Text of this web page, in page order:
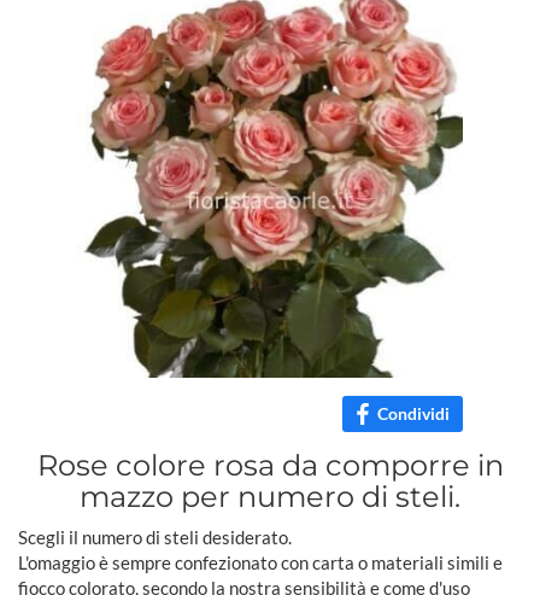
Condividi
Rose colore rosa da comporre in
mazzo per numero di steli.
Scegli il numero di steli desiderato.
L'omaggio è sempre confezionato con carta o materiali simili e
fiocco colorato, secondo la nostra sensibilità e come d'uso